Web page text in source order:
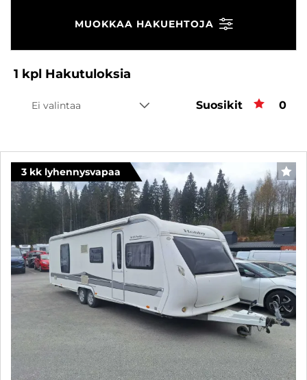
MUOKKAA HAKUEHTOJA
1 kpl Hakutuloksia
Ei valintaa Suosikit 0
3 kk lyhennysvapaa